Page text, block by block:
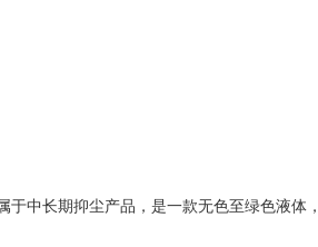
于中长期抑尘产品，是一款无色至绿色液